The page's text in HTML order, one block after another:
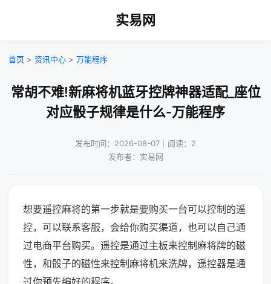
实易网
首页 > 资讯中心 > 万能程序
常胡不难!新麻将机蓝牙控牌神器适配_座位
对应骰子规律是什么-万能程序
发布时间：2026-08-07｜阅读：2
发布者：实易网
想要遥控麻将的第一步就是要购买一台可以控制的遥
控，可以联系客服，会给你购买渠道，也可以自己通
过电商平台购买。遥控是通过主板来控制麻将牌的磁
性，和骰子的磁性来控制麻将机来洗牌，遥控器是通
过你预先编好的程序。